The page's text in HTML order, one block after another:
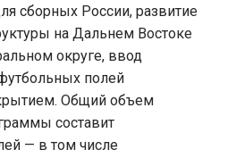
сборных России, развитие
на Дальнем Востоке
округе, ввод
полей
Общий объем
составит
— в том числе